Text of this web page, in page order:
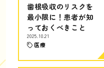
歯根吸収のリスクを
最小限に！患者が知
っておくべきこと
2025.10.21
医療